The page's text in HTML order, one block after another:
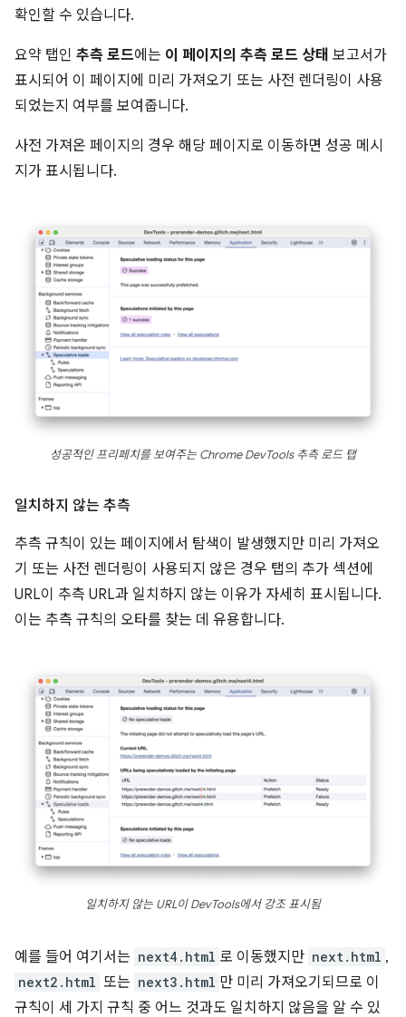
확인할 수 있습니다.
요약 탭인 추측 로드에는 이 페이지의 추측 로드 상태 보고서가
표시되어 이 페이지에 미리 가져오기 또는 사전 렌더링이 사용
되었는지 여부를 보여줍니다.
사전 가져온 페이지의 경우 해당 페이지로 이동하면 성공 메시
지가 표시됩니다.
성공적인 프리페치를 보여주는 Chrome DevTools 추측 로드 탭
일치하지 않는 추측
추측 규칙이 있는 페이지에서 탐색이 발생했지만 미리 가져오
기 또는 사전 렌더링이 사용되지 않은 경우 탭의 추가 섹션에
URL이 추측 URL과 일치하지 않는 이유가 자세히 표시됩니다.
이는 추측 규칙의 오타를 찾는 데 유용합니다.
일치하지 않는 URL이 DevTools에서 강조 표시됨
예를 들어 여기서는 next4.html 로 이동했지만 next.html ,
next2.html 또는 next3.html 만 미리 가져오기되므로 이
규칙이 세 가지 규칙 중 어느 것과도 일치하지 않음을 알 수 있